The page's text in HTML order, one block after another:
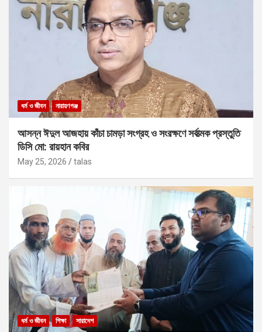
ধর্ম ও জীবন নারায়ণগঞ্জ
আসন্ন ঈদুল আজহায় কাঁচা চামড়া সংগ্রহ ও সংরক্ষণে সর্বাত্মক প্রস্তুতি
ডিসি মো: রায়হান কবির
May 25, 2026 talas
ধর্ম ও জীবন শিক্ষা সারাদেশ